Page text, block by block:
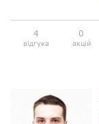
4
відгука
0
акцій